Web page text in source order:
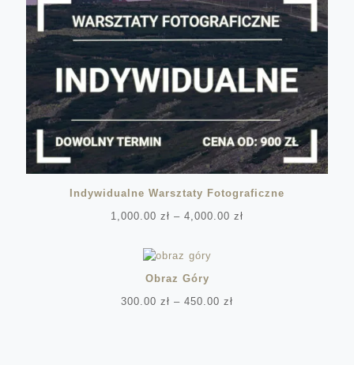
Indywidualne Warsztaty Fotograficzne
1,000.00 zł – 4,000.00 zł
Obraz Góry
300.00 zł – 450.00 zł